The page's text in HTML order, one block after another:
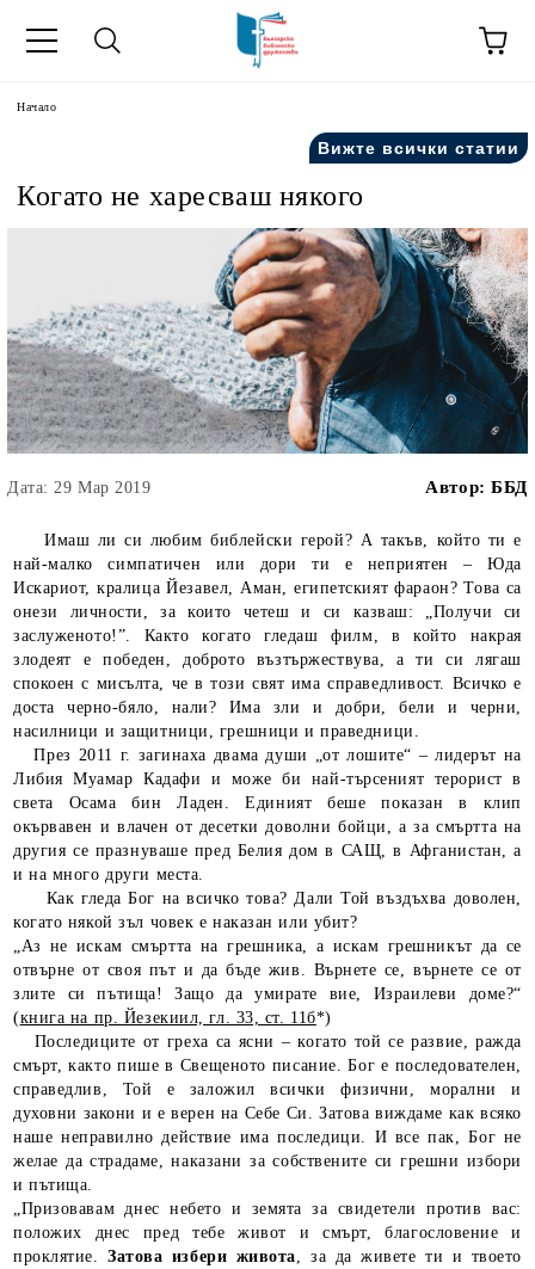
Начало
Вижте всички статии
Когато не харесваш някого
Дата: 29 Мар 2019 Автор: ББД
Имаш ли си любим библейски герой? А такъв, който ти е
най-малко симпатичен или дори ти е неприятен – Юда
Искариот, кралица Йезавел, Аман, египетският фараон? Това са
онези личности, за които четеш и си казваш: „Получи си
заслуженото!”. Както когато гледаш филм, в който накрая
злодеят е победен, доброто възтържествува, а ти си лягаш
спокоен с мисълта, че в този свят има справедливост. Всичко е
доста черно-бяло, нали? Има зли и добри, бели и черни,
насилници и защитници, грешници и праведници.
През 2011 г. загинаха двама души „от лошите“ – лидерът на
Либия Муамар Кадафи и може би най-търсеният терорист в
света Осама бин Ладен. Единият беше показан в клип
окървавен и влачен от десетки доволни бойци, а за смъртта на
другия се празнуваше пред Белия дом в САЩ, в Афганистан, а
и на много други места.
Как гледа Бог на всичко това? Дали Той въздъхва доволен,
когато някой зъл човек е наказан или убит?
„Аз не искам смъртта на грешника, а искам грешникът да се
отвърне от своя път и да бъде жив. Върнете се, върнете се от
злите си пътища! Защо да умирате вие, Израилеви доме?“
(книга на пр. Йезекиил, гл. 33, ст. 11б*)
Последиците от греха са ясни – когато той се развие, ражда
смърт, както пише в Свещеното писание. Бог е последователен,
справедлив, Той е заложил всички физични, морални и
духовни закони и е верен на Себе Си. Затова виждаме как всяко
наше неправилно действие има последици. И все пак, Бог не
желае да страдаме, наказани за собствените си грешни избори
и пътища.
„Призовавам днес небето и земята за свидетели против вас:
положих днес пред тебе живот и смърт, благословение и
проклятие.Затова избери живота , за да живете ти и твоето